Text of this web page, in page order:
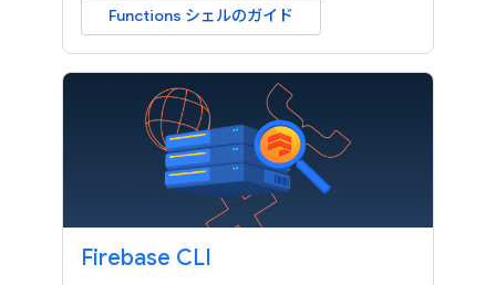
Functions シェルのガイド
Firebase CLI